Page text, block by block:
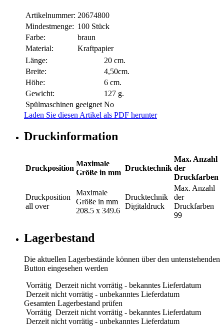
Artikelnummer: 20674800
Mindestmenge: 100 Stück
Farbe:
braun
Material:
Kraftpapier
Länge:
20 cm.
Breite:
4,50cm.
Höhe:
6 cm.
Gewicht:
127 g.
Spülmaschinen geeignet No
Laden Sie diesen Artikel als PDF herunter
Druckinformation
Druckposition
Maximale
Größe in mm
Drucktechnik
Max. Anzahl
der
Druckfarben
Druckposition
all over
Maximale
Größe in mm
208.5 x 349.6
Drucktechnik
Digitaldruck
Max. Anzahl
der
Druckfarben
99
Lagerbestand
Die aktuellen Lagerbestände können über den untenstehenden
Button eingesehen werden
Vorrätig Derzeit nicht vorrätig - bekanntes Lieferdatum
Derzeit nicht vorrätig - unbekanntes Lieferdatum
Gesamten Lagerbestand prüfen
Vorrätig Derzeit nicht vorrätig - bekanntes Lieferdatum
Derzeit nicht vorrätig - unbekanntes Lieferdatum